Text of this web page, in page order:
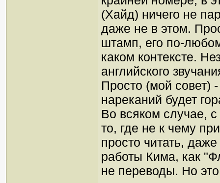
(Хайд) ничего не
даже не в этом.
штамп, его по-
каком контексте.
английского
Просто (мой совет)
нареканий будет
Во всяком случае, с
то, где не к чему
просто читать,
работы Кима, как
не переводы. Но